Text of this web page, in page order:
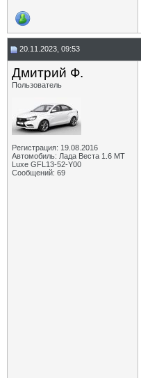
20.11.2023, 09:53
Дмитрий Ф.
Пользователь
Регистрация: 19.08.2016
Автомобиль: Лада Веста 1.6 MT
Luxe GFL13-52-Y00
Сообщений: 69